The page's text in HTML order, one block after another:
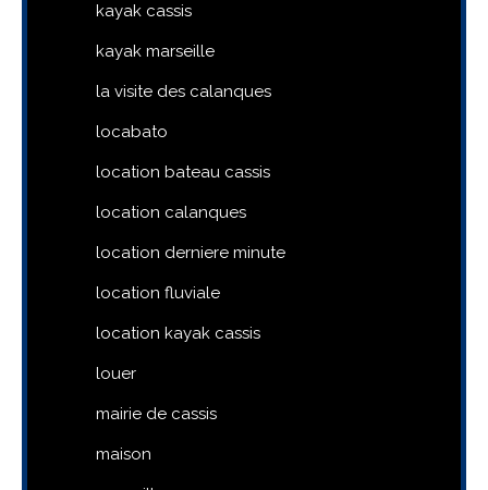
kayak cassis
kayak marseille
la visite des calanques
locabato
location bateau cassis
location calanques
location derniere minute
location fluviale
location kayak cassis
louer
mairie de cassis
maison